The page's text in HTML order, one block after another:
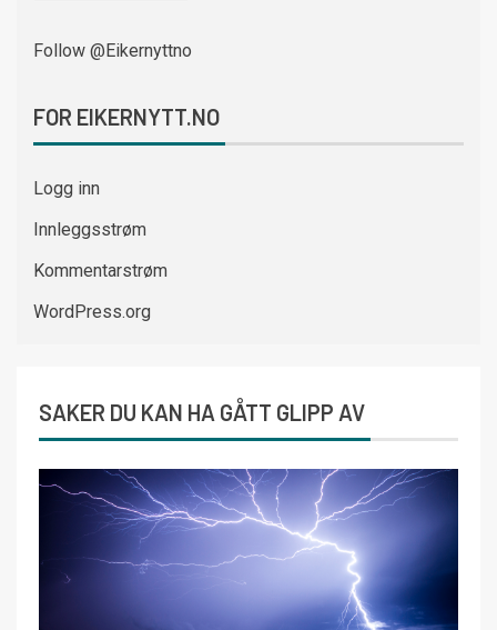
Follow @Eikernyttno
FOR EIKERNYTT.NO
Logg inn
Innleggsstrøm
Kommentarstrøm
WordPress.org
SAKER DU KAN HA GÅTT GLIPP AV